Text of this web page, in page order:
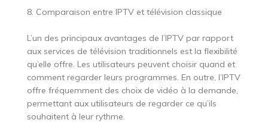
8. Comparaison entre IPTV et télévision classique
L’un des principaux avantages de l’IPTV par rapport
aux services de télévision traditionnels est la flexibilité
qu’elle offre. Les utilisateurs peuvent choisir quand et
comment regarder leurs programmes. En outre, l’IPTV
offre fréquemment des choix de vidéo à la demande,
permettant aux utilisateurs de regarder ce qu’ils
souhaitent à leur rythme.